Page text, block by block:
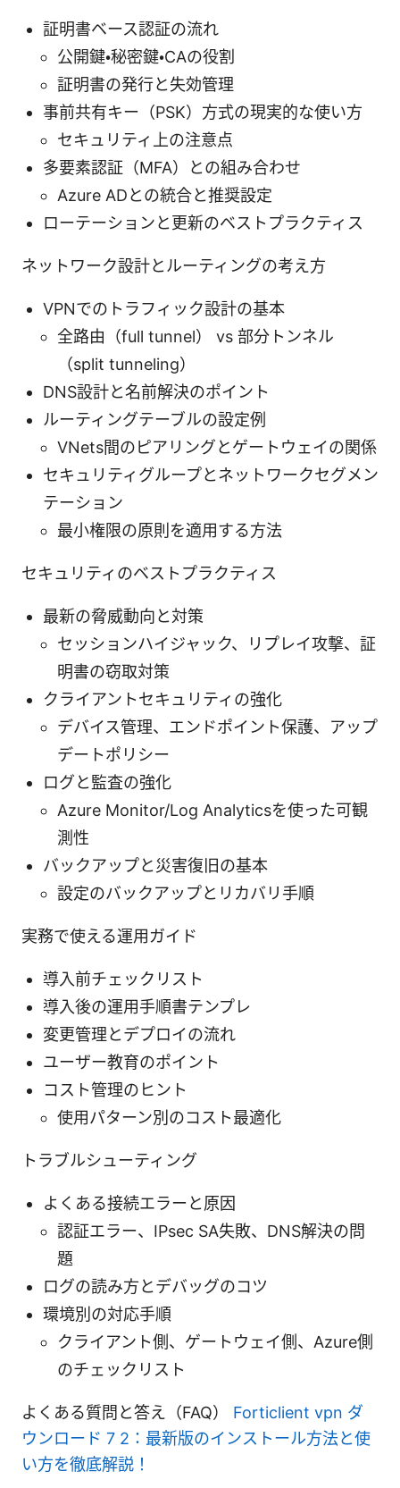
証明書ベース認証の流れ
公開鍵・秘密鍵・CAの役割
証明書の発行と失効管理
事前共有キー（PSK）方式の現実的な使い方
セキュリティ上の注意点
多要素認証（MFA）との組み合わせ
Azure ADとの統合と推奨設定
ローテーションと更新のベストプラクティス
ネットワーク設計とルーティングの考え方
VPNでのトラフィック設計の基本
全路由（full tunnel） vs 部分トンネル
（split tunneling）
DNS設計と名前解決のポイント
ルーティングテーブルの設定例
VNets間のピアリングとゲートウェイの関係
セキュリティグループとネットワークセグメン
テーション
最小権限の原則を適用する方法
セキュリティのベストプラクティス
最新の脅威動向と対策
セッションハイジャック、リプレイ攻撃、証
明書の窃取対策
クライアントセキュリティの強化
デバイス管理、エンドポイント保護、アップ
デートポリシー
ログと監査の強化
Azure Monitor/Log Analyticsを使った可観
測性
バックアップと災害復旧の基本
設定のバックアップとリカバリ手順
実務で使える運用ガイド
導入前チェックリスト
導入後の運用手順書テンプレ
変更管理とデプロイの流れ
ユーザー教育のポイント
コスト管理のヒント
使用パターン別のコスト最適化
トラブルシューティング
よくある接続エラーと原因
認証エラー、IPsec SA失敗、DNS解決の問
題
ログの読み方とデバッグのコツ
環境別の対応手順
クライアント側、ゲートウェイ側、Azure側
のチェックリスト
よくある質問と答え（FAQ） Forticlient vpn ダ
ウンロード 7 2：最新版のインストール方法と使
い方を徹底解説！